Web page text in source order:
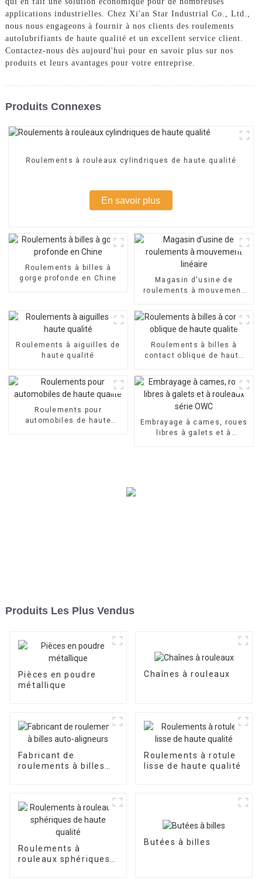
applications industrielles. Chez Xi'an Star Industrial Co., Ltd.,
nous nous engageons à fournir à nos clients des roulements
autolubrifiants de haute qualité et un excellent service client.
Contactez-nous dès aujourd'hui pour en savoir plus sur nos
produits et leurs avantages pour votre entreprise.
Produits Connexes
Roulements à rouleaux cylindriques de haute qualité
En savoir plus
Roulements à billes à
gorge profonde en Chine
Magasin d'usine de
roulements à mouvement
Roulements à aiguilles de
haute qualité
Roulements à billes à
contact oblique de haute
Roulements pour
automobiles de haute
Embrayage à cames, roues
libres à galets et à
Produits Les Plus Vendus
Pièces en poudre
métallique
Chaînes à rouleaux
Fabricant de
roulements à billes
Roulements à rotule
lisse de haute qualité
Roulements à
rouleaux sphériques
Butées à billes